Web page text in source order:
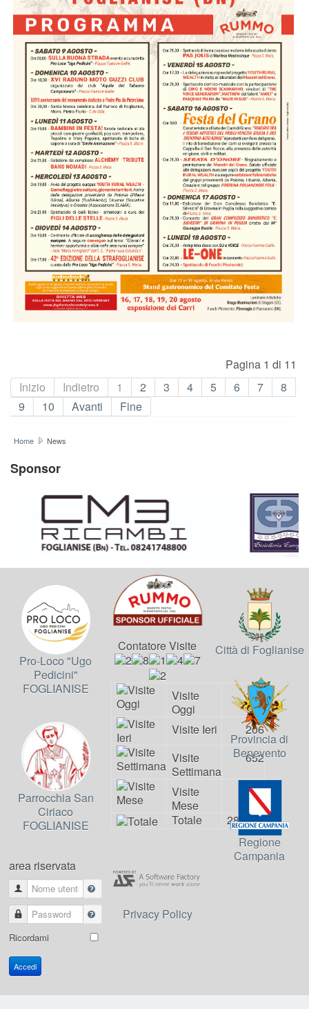
Pagina 1 di 11
Inizio
Indietro 1 2 3 4 5 6 7
8
9
10 Avanti Fine
Home News
Sponsor
Pro-Loco "Ugo
Pedicini"
FOGLIANISE
Parrocchia San
Ciriaco
FOGLIANISE
area riservata
Nome utente
Password
Ricordami
Accedi
Contatore Visite
Visite
Oggi
111
Visite Ieri
206
Visite
Settimana
652
Visite
Mese
964
Totale
281472
Privacy Policy
Città di Foglianise
Provincia di
Benevento
Regione
Campania